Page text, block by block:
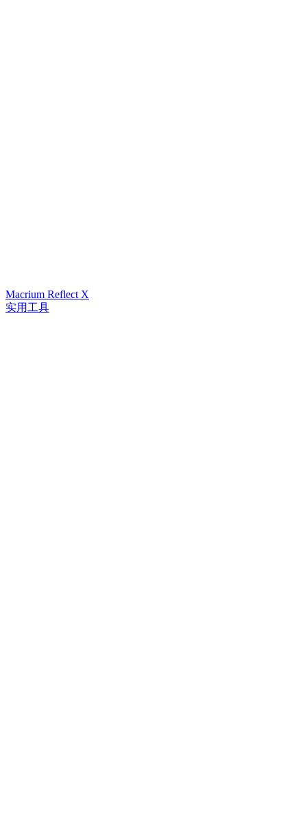
Macrium Reflect X
实用工具